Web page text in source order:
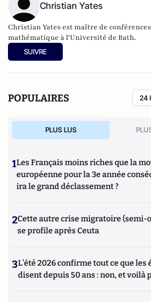
Christian Yates
Christian Yates est maître de
mathématique à l'Université de Bath.
SUIVRE
POPULAIRES 24
PLUS LUS
1Les Français moins riches que la
européenne pour la 3e année
ira le grand déclassement ?
2Cette autre crise migratoire (semi-
se profile après Ceuta
3L’été 2026 confirme tout ce que les
disent depuis 50 ans : non, et voilà